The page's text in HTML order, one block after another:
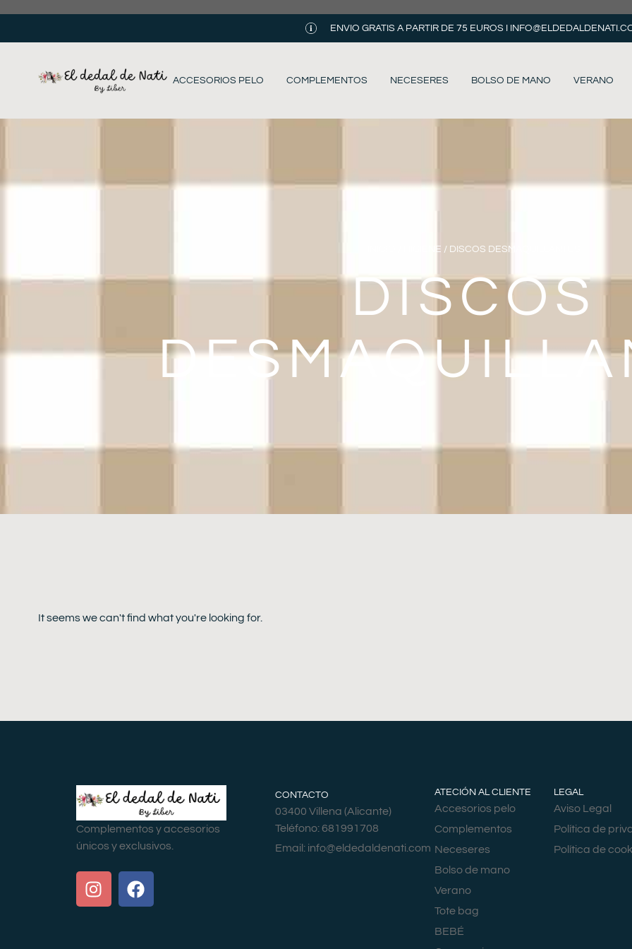
ENVIO GRATIS A PARTIR DE 75 EUROS I
ACCESORIOS PELO COMPLEMENTOS NECESERES BOLSO DE MANO VERANO
HIGIENE / DISCOS DESMAQUILLANTES
DISCOS
It seems we can't find what you're looking for.
Complementos y accesorios
únicos y exclusivos.
CONTACTO
03400 Villena (Alicante)
Teléfono: 681991708
Email: info@eldedaldenati.com
ATECIÓN AL CLIENTE
Accesorios pelo
Complementos
Neceseres
Bolso de mano
Verano
Tote bag
BEBÉ
LEGAL
Aviso Legal
Política de
Política de